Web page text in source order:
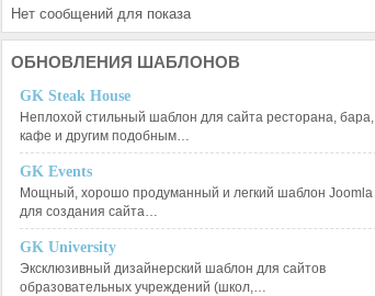
Нет сообщений для показа
ОБНОВЛЕНИЯ ШАБЛОНОВ
GK Steak House
Неплохой стильный шаблон для сайта ресторана, бара,
кафе и другим подобным…
GK Events
Мощный, хорошо продуманный и легкий шаблон Joomla
для создания сайта…
GK University
Эксклюзивный дизайнерский шаблон для сайтов
образовательных учреждений (школ,…